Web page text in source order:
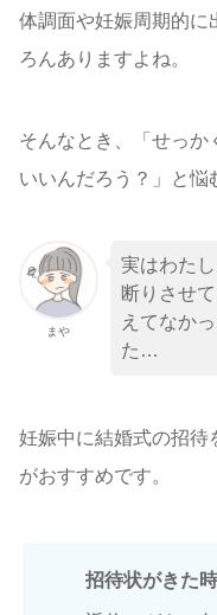
体調面や妊娠周期的に
ろんありますよね。
そんなとき、「せっ
いいんだろう？」と悩
まや
実はわた
断りさせ
えてなか
た…
妊娠中に結婚式の招待
がおすすめです。
招待状がきた